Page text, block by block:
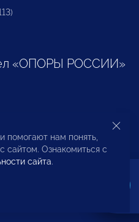
«ОПОРЫ РОССИИ»
и
помогают нам понять,
сайтом. Ознакомиться с
сайта.